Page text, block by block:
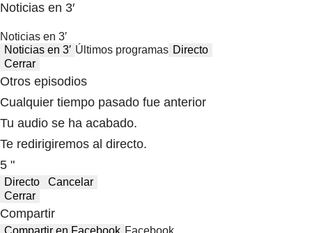
Noticias en 3′
Noticias en 3′
Noticias en 3′ Últimos programas Directo
Cerrar
Otros episodios
Cualquier tiempo pasado fue anterior
Tu audio se ha acabado.
Te redirigiremos al directo.
5 "
Directo
Cancelar
Cerrar
Compartir